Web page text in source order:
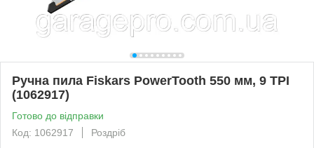
Ручна пила Fiskars PowerTooth 550 мм, 9 TPI
(1062917)
Готово до відправки
Код: 1062917
Роздріб